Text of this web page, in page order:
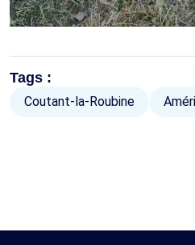
Tags :
Coutant-la-Roubine